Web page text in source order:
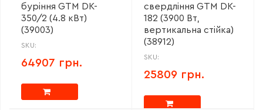
буріння GTM DK-
350/2 (4.8 кВт)
(39003)
SKU:
64907 грн.
свердління GTM DK-
182 (3900 Вт,
вертикальна стійка)
(38912)
SKU:
25809 грн.